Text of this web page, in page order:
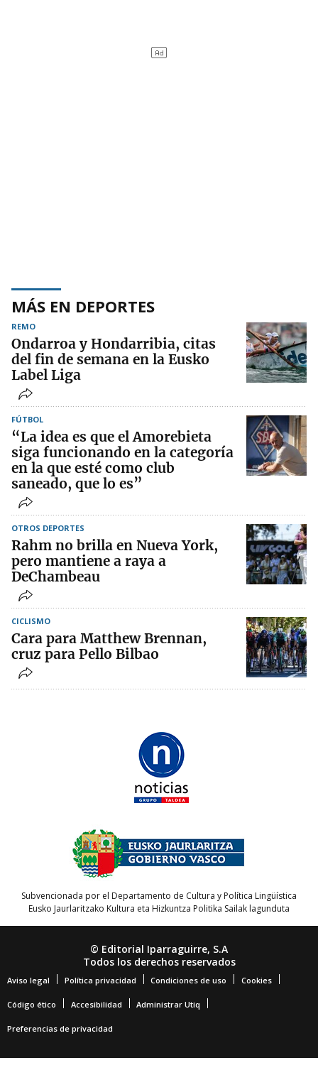
MÁS EN DEPORTES
REMO
Ondarroa y Hondarribia, citas
del fin de semana en la Eusko
Label Liga
FÚTBOL
“La idea es que el Amorebieta
siga funcionando en la categoría
en la que esté como club
saneado, que lo es”
OTROS DEPORTES
Rahm no brilla en Nueva York,
pero mantiene a raya a
DeChambeau
CICLISMO
Cara para Matthew Brennan,
cruz para Pello Bilbao
Subvencionada por el Departamento de Cultura y Política Lingüística
Eusko Jaurlaritzako Kultura eta Hizkuntza Politika Sailak lagunduta
© Editorial Iparraguirre, S.A
Todos los derechos reservados
Aviso legal Política privacidad Condiciones de uso Cookies
Código ético Accesibilidad Administrar Utiq
Preferencias de privacidad